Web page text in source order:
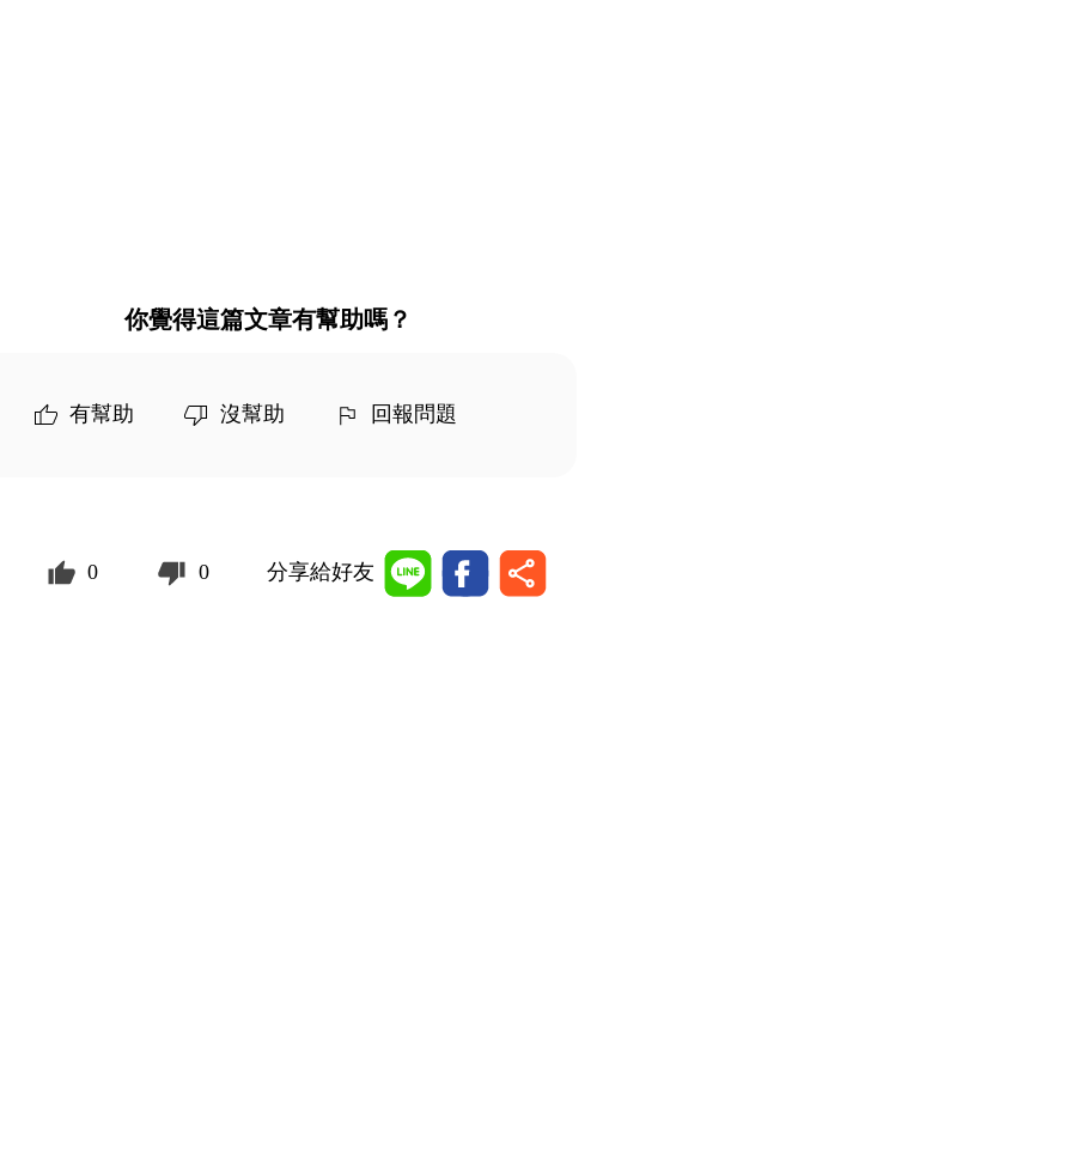
你覺得這篇文章有幫助嗎？
有幫助 沒幫助 回報問題
0 0 分享給好友